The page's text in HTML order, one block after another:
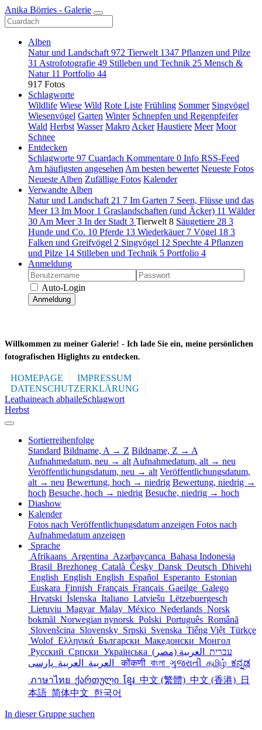
Anika Börries - Galerie
Alben
Natur und Landschaft 972 Tierwelt 1347 Pflanzen und Pilze
31 Astrofotografie 49 Stilleben und Technik 25 Mensch &
Natur 11 Portfolio 44
917 Fotos
Schlagworte
Wildlife Wiese Wild Rote Liste Frühling Sommer Singvögel
Wiesenvögel Garten Winter Schnepfen und Regenpfeifer
Wald Herbst Wasser Makro Acker Haustiere Meer Moor
Schnee
Entdecken
Schlagworte 97 Cuardach Kommentare 0 Info RSS-Feed
Am häufigsten angesehen Am besten bewertet Neueste Fotos
Neueste Alben Zufällige Fotos Kalender
Verwandte Alben
Natur und Landschaft 21 7 Im Garten 7 Seen, Flüsse und das
Meer 13 Im Moor 1 Graslandschaften (und Äcker) 11 Wälder
30 Am Meer3 In der Stadt 3 Tierwelt 8 Säugetiere 28 3
Hunde und Co. 10 Pferde 13 Wiederkäuer 7 Vögel 18 3
Falken und Greifvögel 2 Singvögel 12 Spechte 4 Pflanzen
und Pilze 14 Stilleben und Technik 5 Portfolio 4
Anmeldung
Auto-Login
Anmeldung
Willkommen zu meiner Galerie! - Ich lade Sie ein, meine persönlichen
fotografischen Higlights zu entdecken.
HOMEPAGE
IMPRESSUM
DATENSCHUTZERKLÄRUNG
Leathaineach abhaileSchlagwort
Herbst
Sortierreihenfolge
Standard Bildname, A → Z Bildname, Z → A
Aufnahmedatum, neu → altAufnahmedatum, alt → neu
Veröffentlichungsdatum, neu → alt Veröffentlichungsdatum,
alt → neu Bewertung, hoch → niedrig Bewertung, niedrig →
hoch Besuche, hoch → niedrig Besuche, niedrig → hoch
Diashow
Kalender
Fotos nach Veröffentlichungsdatum anzeigen Fotos nach
Aufnahmedatum anzeigen
Sprache
Afrikaans Argentina Azərbaycanca Bahasa Indonesia
Brasil Brezhoneg Català Česky Dansk Deutsch Dhivehi
English English English Español Esperanto Estonian
Euskara Finnish Français Français Gaeilge Galego
Hrvatski Íslenska Italiano Latviešu Lëtzebuergesch
Lietuviu Magyar Malay México Nederlands Norsk
bokmål Norwegian nynorsk Polski Português Română
Slovenšcina Slovensky Srpski Svenska Tiếng Việt Türkçe
Wolof Ελληνικά Български Македонски Монгол
Русский Српски Українська עברית
العربية (مصر)
العربية
العربية कोंकणी বাংলা ગુજરાતી தமிழ் ಕನ್ನಡ
ภาษาไทย ქართული ខ្មែរ 中文 (繁體) 中文 (香港)
日
本語 简体中文 한국어
In dieser Gruppe suchen